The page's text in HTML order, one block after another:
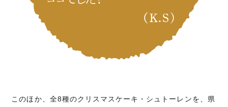
このほか、全8種のクリスマスケーキ・シュトーレンを、県